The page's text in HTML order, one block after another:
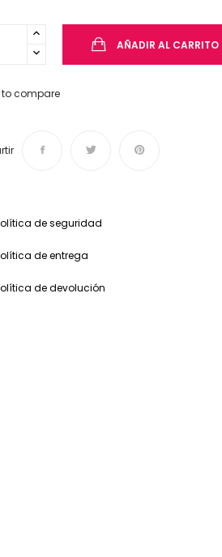
AÑADIR AL CARRITO
compare
de seguridad
de entrega
de devolución